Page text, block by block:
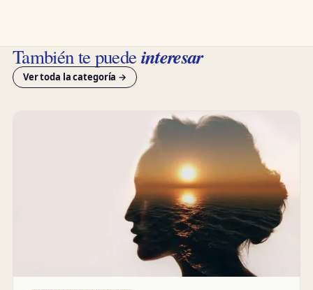
También te puedeinteresar
Ver toda la categoría →